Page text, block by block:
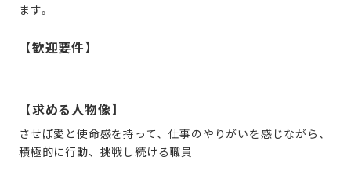
ます。
【歓迎要件】
【求める人物像】
させぼ愛と使命感を持って、仕事のやりがいを感じながら、
積極的に行動、挑戦し続ける職員